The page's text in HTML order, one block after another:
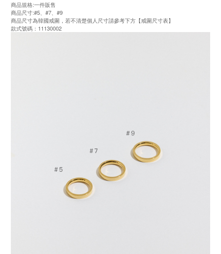
商品規格:一件販售
商品尺寸:#5、#7、#9
商品尺寸為韓國戒圍，若不清楚個人尺寸請參考下方【戒圍尺寸表】
款式號碼：11130002